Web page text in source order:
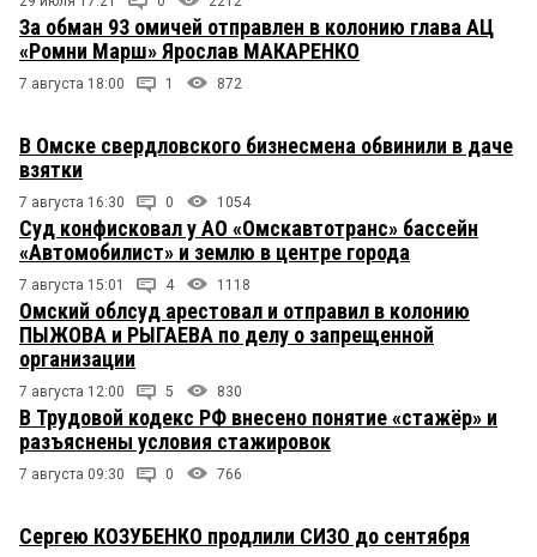
За обман 93 омичей отправлен в колонию глава АЦ
«Ромни Марш» Ярослав МАКАРЕНКО
7 августа 18:00 1 872
В Омске свердловского бизнесмена обвинили в даче
взятки
7 августа 16:30 0 1054
Суд конфисковал у АО «Омскавтотранс» бассейн
«Автомобилист» и землю в центре города
7 августа 15:01 4 1118
Омский облсуд арестовал и отправил в колонию
ПЫЖОВА и РЫГАЕВА по делу о запрещенной
организации
7 августа 12:00 5 830
В Трудовой кодекс РФ внесено понятие «стажёр» и
разъяснены условия стажировок
7 августа 09:30 0 766
Сергею КОЗУБЕНКО продлили СИЗО до сентября